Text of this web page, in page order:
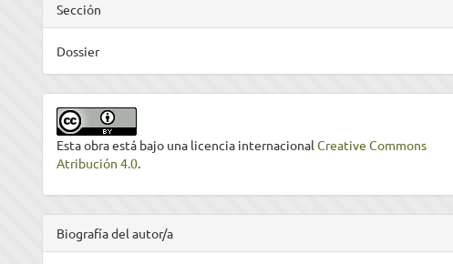
Sección
Dossier
Esta obra está bajo una licencia internacionalCreative Commons
Atribución 4.0.
Biografía del autor/a